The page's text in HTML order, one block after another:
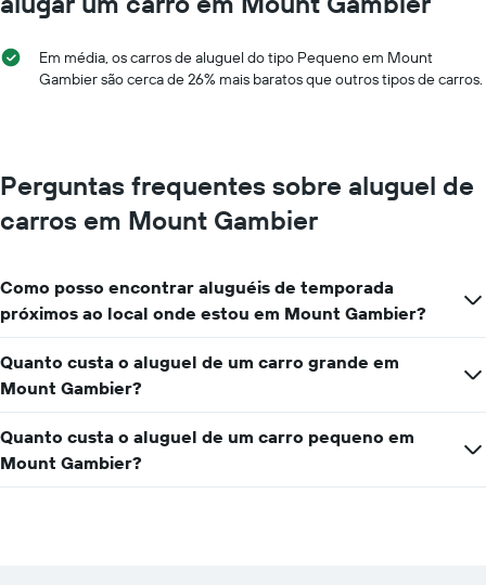
fornecidas
tem
eixo
aluguel
de
carro
dia
Em média, os carros de aluguel do tipo Pequeno em Mount
Gambier são cerca de 26% mais baratos que outros tipos de carros.
Perguntas frequentes sobre aluguel de
carros em Mount Gambier
Como posso encontrar aluguéis de temporada
próximos ao local onde estou em Mount Gambier?
Quanto custa o aluguel de um carro grande em
Mount Gambier?
Quanto custa o aluguel de um carro pequeno em
Mount Gambier?